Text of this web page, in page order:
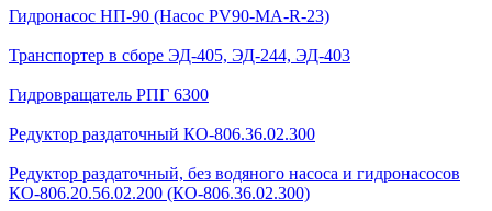
Гидронасос НП-90 (Насос PV90-MA-R-23)
Транспортер в сборе ЭД-405, ЭД-244, ЭД-403
Гидровращатель РПГ 6300
Редуктор раздаточный КО-806.36.02.300
Редуктор раздаточный, без водяного насоса и гидронасосов
КО-806.20.56.02.200 (КО-806.36.02.300)